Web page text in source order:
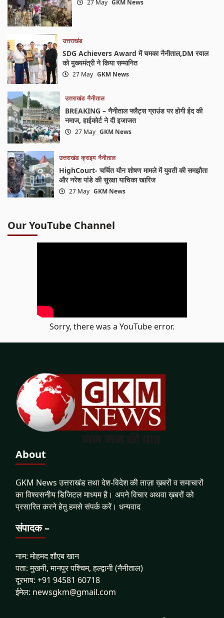
27 May GKM News
उत्तराखंड
SDG Achievers Award में चमका नैनीताल,DM रयाल
को मुख्यमंत्री ने किया सम्मानित
27 May GKM News
उत्तराखंड नैनीताल
BREAKING – नैनीताल फ्लैट्स ग्राउंड पर होगी ईद की
नमाज, हाईकोर्ट ने दी इजाजत
27 May GKM News
उत्तराखंड क्राइम नैनीताल
HighCourt- चर्चित यौन शोषण मामले में युवती की समझौता
और नरेश पांडे की सुरक्षा याचिका खारिज
27 May GKM News
Our YouTube Channel
Sorry, there was a YouTube error.
About
GKM News उत्तराखंड तथा देश-विदेश की ताज़ा ख़बरों व समाचारों
का विश्वसनीय डिजिटल माध्यम है। अपने विचार अथवा ख़बरों को
प्रसारित करने हेतु हमसे संपर्क करें। धन्यवाद
संपादक –
नाम: मोहमद शौएब खान
पता: मुखनी, मानपुर पश्चिम, हल्द्वानी (नैनीताल)
दूरभाष: +91 94581 60718
ईमेल: newsgkm@gmail.com